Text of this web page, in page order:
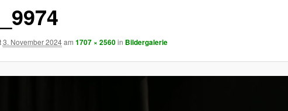
3. November 2024am 1707 × 2560in Bildergalerie